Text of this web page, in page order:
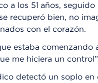
a los 51 años,
recuperó bien, no
con el corazón.
estaba comenzando
me hiciera un
detectó un soplo en